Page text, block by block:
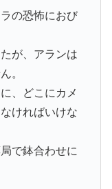
の恐怖におび
が、アランは
。
、どこにカメ
ければいけな
で鉢合わせに